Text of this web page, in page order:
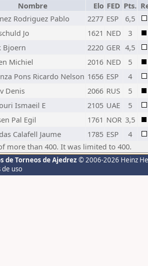
Nombre Elo FED Pts.
Rodriguez Pablo 2277 ESP
6,5
Jo 1621 NED
3
Bjoern 2220 GER 4,5
Michiel 2016 NED
5
Pons Ricardo Nelson 1656 ESP
4
Denis 2066 RUS
5
Ismaeil E 2105 UAE
5
Pal Egil 1761 NOR 3,5
Calafell Jaume 1785 ESP
4
more than 400. It was limited to 400.
de Torneos de Ajedrez © 2006-2026 Heinz
de uso